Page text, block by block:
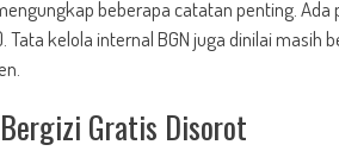
beberapa catatan penting.
Tata kelola internal BGN juga dinilai
Gratis Disorot